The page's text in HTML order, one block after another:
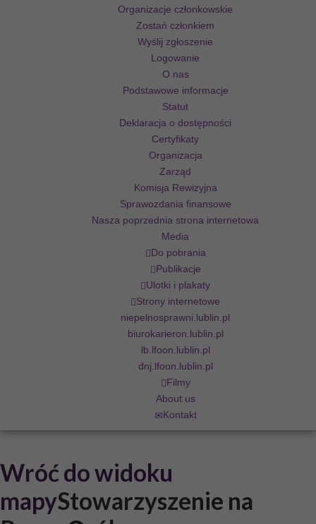
Organizacje członkowskie
Zostań członkiem
Wyślij zgłoszenie
Logowanie
O nas
Podstawowe informacje
Statut
Deklaracja o dostępności
Certyfikaty
Organizacja
Zarząd
Komisja Rewizyjna
Sprawozdania finansowe
Nasza poprzednia strona internetowa
Media
Do pobrania
Publikacje
Ulotki i plakaty
Strony internetowe
niepelnosprawni.lublin.pl
biurokarieron.lublin.pl
lb.lfoon.lublin.pl
dnj.lfoon.lublin.pl
Filmy
About us
Kontakt
Wróć do widoku
mapyStowarzyszenie na